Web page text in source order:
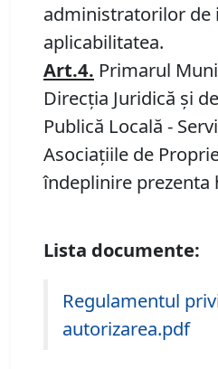
administratorilor de
aplicabilitatea.
Art.4. Primarul
Direcţia Juridică şi
Publică Locală -
Asociaţiile de
îndeplinire prezenta
Lista documente:
Regulamentul
autorizarea.pdf